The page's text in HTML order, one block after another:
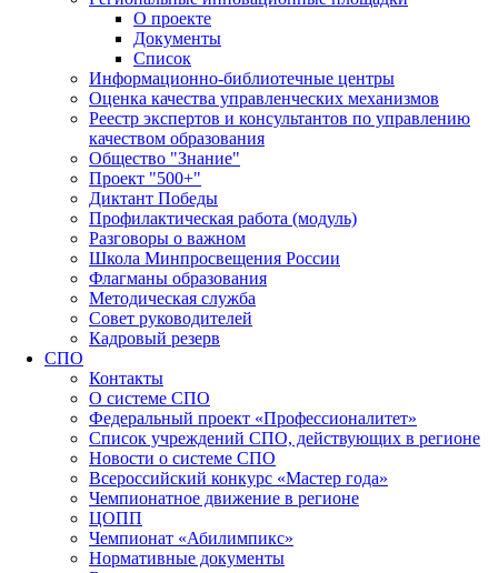
О проекте
Документы
Список
Информационно-библиотечные центры
Оценка качества управленческих механизмов
Реестр экспертов и консультантов по управлению
качеством образования
Общество "Знание"
Проект "500+"
Диктант Победы
Профилактическая работа (модуль)
Разговоры о важном
Школа Минпросвещения России
Флагманы образования
Методическая служба
Совет руководителей
Кадровый резерв
СПО
Контакты
О системе СПО
Федеральный проект «Профессионалитет»
Список учреждений СПО, действующих в регионе
Новости о системе СПО
Всероссийский конкурс «Мастер года»
Чемпионатное движение в регионе
ЦОПП
Чемпионат «Абилимпикс»
Нормативные документы